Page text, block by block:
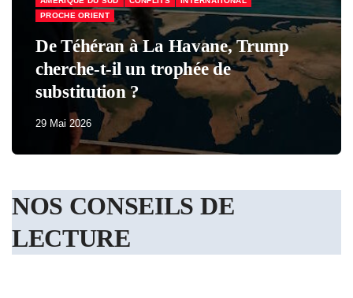
ÉCONOMIE & SOCIAL
Macron a perdu tous ses partisans
29 Mai 2026
NOS CONSEILS DE
LECTURE